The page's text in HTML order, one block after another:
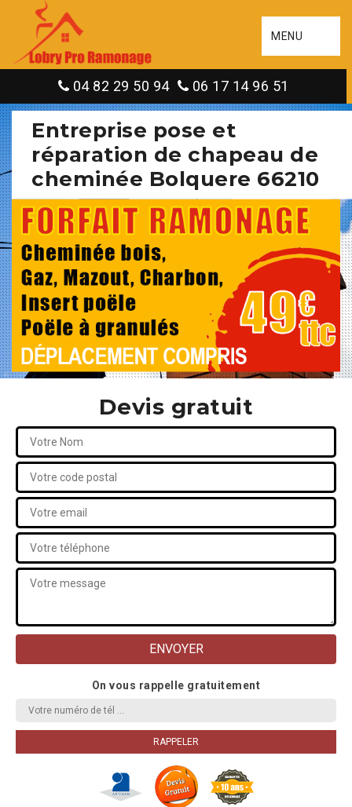
MENU
04 82 29 50 94 06 17 14 96 51
Entreprise pose et
réparation de chapeau de
cheminée Bolquere 66210
Devis gratuit
On vous rappelle gratuitement